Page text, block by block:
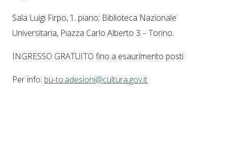
Sala Luigi Firpo, 1. piano; Biblioteca Nazionale
Universitaria, Piazza Carlo Alberto 3 – Torino.
INGRESSO GRATUITO fino a esaurimento posti
Per info: bu-to.adesioni@cultura.gov.it